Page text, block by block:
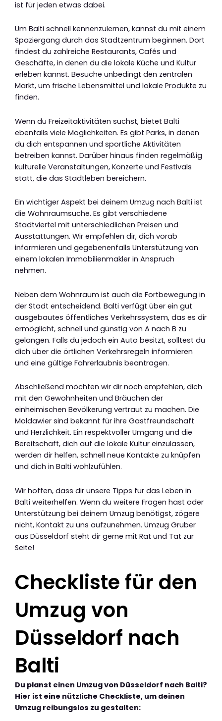
ist für jeden etwas dabei.
Um Balti schnell kennenzulernen, kannst du mit einem
Spaziergang durch das Stadtzentrum beginnen. Dort
findest du zahlreiche Restaurants, Cafés und
Geschäfte, in denen du die lokale Küche und Kultur
erleben kannst. Besuche unbedingt den zentralen
Markt, um frische Lebensmittel und lokale Produkte zu
finden.
Wenn du Freizeitaktivitäten suchst, bietet Balti
ebenfalls viele Möglichkeiten. Es gibt Parks, in denen
du dich entspannen und sportliche Aktivitäten
betreiben kannst. Darüber hinaus finden regelmäßig
kulturelle Veranstaltungen, Konzerte und Festivals
statt, die das Stadtleben bereichern.
Ein wichtiger Aspekt bei deinem Umzug nach Balti ist
die Wohnraumsuche. Es gibt verschiedene
Stadtviertel mit unterschiedlichen Preisen und
Ausstattungen. Wir empfehlen dir, dich vorab
informieren und gegebenenfalls Unterstützung von
einem lokalen Immobilienmakler in Anspruch
nehmen.
Neben dem Wohnraum ist auch die Fortbewegung in
der Stadt entscheidend. Balti verfügt über ein gut
ausgebautes öffentliches Verkehrssystem, das es dir
ermöglicht, schnell und günstig von A nach B zu
gelangen. Falls du jedoch ein Auto besitzt, solltest du
dich über die örtlichen Verkehrsregeln informieren
und eine gültige Fahrerlaubnis beantragen.
Abschließend möchten wir dir noch empfehlen, dich
mit den Gewohnheiten und Bräuchen der
einheimischen Bevölkerung vertraut zu machen. Die
Moldawier sind bekannt für ihre Gastfreundschaft
und Herzlichkeit. Ein respektvoller Umgang und die
Bereitschaft, dich auf die lokale Kultur einzulassen,
werden dir helfen, schnell neue Kontakte zu knüpfen
und dich in Balti wohlzufühlen.
Wir hoffen, dass dir unsere Tipps für das Leben in
Balti weiterhelfen. Wenn du weitere Fragen hast oder
Unterstützung bei deinem Umzug benötigst, zögere
nicht, Kontakt zu uns aufzunehmen. Umzug Gruber
aus Düsseldorf steht dir gerne mit Rat und Tat zur
Seite!
Checkliste für den
Umzug von
Düsseldorf nach
Balti
Du planst einen Umzug von Düsseldorf nach Balti?
Hier ist eine nützliche Checkliste, um deinen
Umzug reibungslos zu gestalten: